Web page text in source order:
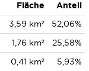
Fläche
Anteil
3,59 km²
52,06%
1,76 km²
25,58%
0,41 km² 5,93%